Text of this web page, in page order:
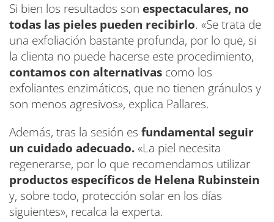
Si bien los resultados son espectaculares, no
todas las pieles pueden recibirlo. «Se trata de
una exfoliación bastante profunda, por lo que, si
la clienta no puede hacerse este procedimiento,
contamos con alternativas como los
exfoliantes enzimáticos, que no tienen gránulos y
son menos agresivos», explica Pallares.
Además, tras la sesión es fundamental seguir
un cuidado adecuado.«La piel necesita
regenerarse, por lo que recomendamos utilizar
productos específicos de Helena Rubinstein
y, sobre todo, protección solar en los días
siguientes», recalca la experta.